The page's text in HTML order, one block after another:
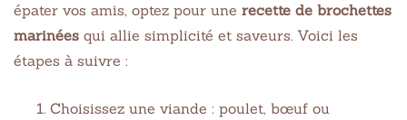
épater vos amis, optez pour une recette de brochettes
marinées qui allie simplicité et saveurs. Voici les
étapes à suivre :
Choisissez une viande : poulet, bœuf ou